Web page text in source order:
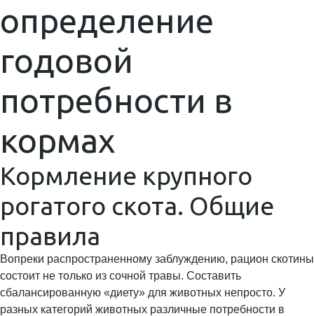
определение
годовой
потребности в
кормах
Кормление крупного
рогатого скота. Общие
правила
Вопреки распространенному заблуждению, рацион скотины
состоит не только из сочной травы. Составить
сбалансированную «диету» для животных непросто. У
разных категорий животных различные потребности в